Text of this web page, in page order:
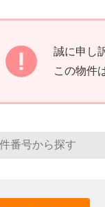
誠に申し
この物件